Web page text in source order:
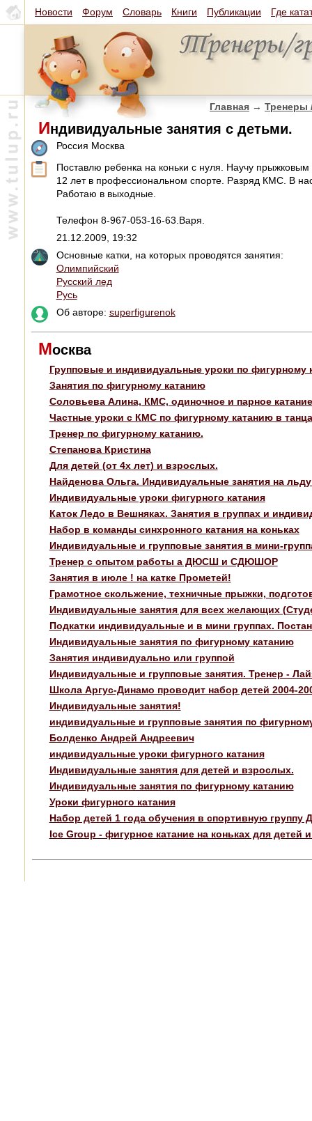
Новости Форум Словарь Книги Публикации Где
Главная → Тренеры
Индивидуальные занятия с детьми.
Россия Москва
Поставлю ребенка на коньки с нуля. Научу
12 лет в профессиональном спорте. Разряд КМС. В
Работаю в выходные.
Телефон 8-967-053-16-63.Варя.
21.12.2009, 19:32
Основные катки, на которых проводятся занятия:
Олимпийский
Русский лед
Русь
Об авторе: superfigurenok
Москва
Групповые и индивидуальные уроки по фигурному
Занятия по фигурному катанию
Соловьева Алина, КМС, одиночное и парное
Частные уроки с КМС по фигурному катанию в
Тренер по фигурному катанию.
Степанова Кристина
Для детей (от 4х лет) и взрослых.
Найденова Ольга. Индивидуальные занятия на
Индивидуальные уроки фигурного катания
Каток Ледо в Вешняках. Занятия в группах и
Набор в команды синхронного катания на коньках
Индивидуальные и групповые занятия в мини-
Тренер с опытом работы а ДЮСШ и СДЮШОР
Занятия в июле ! на катке Прометей!
Грамотное скольжение, техничные прыжки,
Индивидуальные занятия для всех желающих
Подкатки индивидуальные и в мини группах.
Индивидуальные занятия по фигурному катанию
Занятия индивидуально или группой
Индивидуальные и групповые занятия. Тренер -
Школа Аргус-Динамо проводит набор детей 2004-
Индивидуальные занятия!
индивидуальные и групповые занятия по
Болденко Андрей Андреевич
индивидуальные уроки фигурного катания
Индивидуальные занятия для детей и взрослых.
Индивидуальные занятия по фигурному катанию
Уроки фигурного катания
Набор детей 1 года обучения в спортивную группу
Ice Group - фигурное катание на коньках для детей